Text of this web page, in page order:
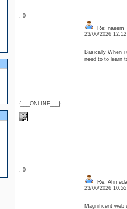
: 0
{___ONLINE___}
Re: naeem
23/06/2026
Basically When i
need to to learn
: 0
Re:
23/06/2026
Magnificent web